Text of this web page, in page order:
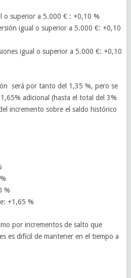
o superior a 5.000 € : +0,10 %
igual o superior a 5.000 €: +0,10
igual o superior a 5.000 €: +0,10
será por tanto del 1,35 %, pero se
adicional (hasta el total del 3%
incremento sobre el saldo histórico
%
+1,65 %
por incrementos de salto que
es difícil de mantener en el tiempo a